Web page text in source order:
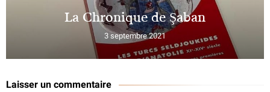
La Chronique de Şaban
3 septembre 2021
Laisser un commentaire